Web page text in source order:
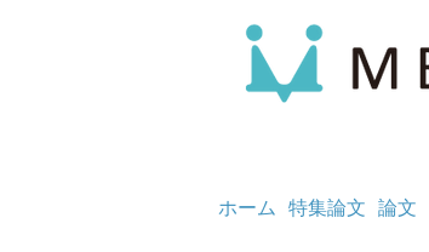
ホーム 特集論文 論文